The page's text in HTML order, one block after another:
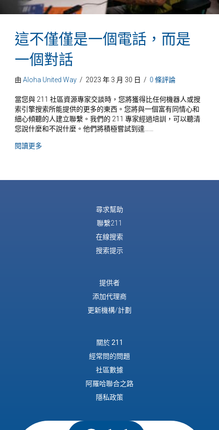
這不僅僅是一個電話，而是
一個對話
由 Aloha United Way / 2023 年 3 月 30 日 / 0 條評論
當您與 211 社區資源專家交談時，您將獲得比任何機器人或搜
索引擎搜索所能提供的更多的東西。您將與一個富有同情心和
細心傾聽的人建立聯繫。我們的 211 專家經過培訓，可以聽清
您說什麼和不說什麼。他們將積極嘗試到達……
閱讀更多
尋求幫助
聯繫211
在線搜索
搜索提示
提供者
添加代理商
更新機構/計劃
關於 211
經常問的問題
社區數據
阿羅哈聯合之路
隱私政策